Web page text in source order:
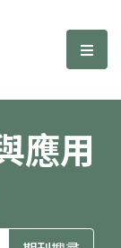
刊 選
應用